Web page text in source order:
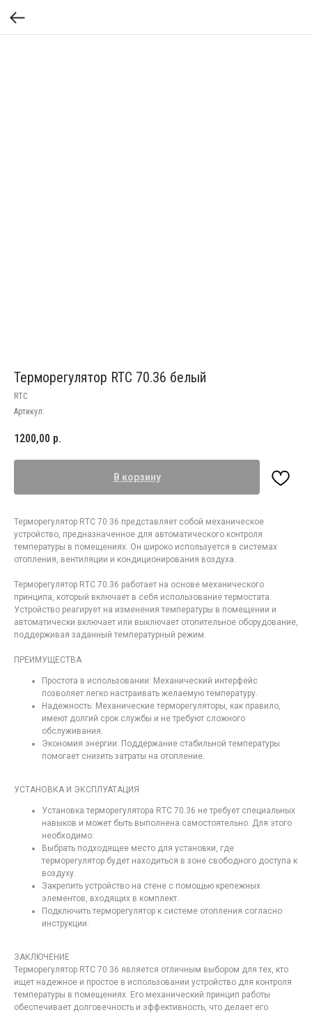
Терморегулятор RTC 70.36 белый
RTC
Артикул:
1200,00 р.
В корзину
Терморегулятор RTC 70.36 представляет собой механическое
устройство, предназначенное для автоматического контроля
температуры в помещениях. Он широко используется в системах
отопления, вентиляции и кондиционирования воздуха.
Терморегулятор RTC 70.36 работает на основе механического
принципа, который включает в себя использование термостата.
Устройство реагирует на изменения температуры в помещении и
автоматически включает или выключает отопительное оборудование,
поддерживая заданный температурный режим.
ПРЕИМУЩЕСТВА
Простота в использовании: Механический интерфейс
позволяет легко настраивать желаемую температуру.
Надежность: Механические терморегуляторы, как правило,
имеют долгий срок службы и не требуют сложного
обслуживания.
Экономия энергии: Поддержание стабильной температуры
помогает снизить затраты на отопление.
УСТАНОВКА И ЭКСПЛУАТАЦИЯ
Установка терморегулятора RTC 70.36 не требует специальных
навыков и может быть выполнена самостоятельно. Для этого
необходимо:
Выбрать подходящее место для установки, где
терморегулятор будет находиться в зоне свободного доступа к
воздуху.
Закрепить устройство на стене с помощью крепежных
элементов, входящих в комплект.
Подключить терморегулятор к системе отопления согласно
инструкции.
ЗАКЛЮЧЕНИЕ
Терморегулятор RTC 70.36 является отличным выбором для тех, кто
ищет надежное и простое в использовании устройство для контроля
температуры в помещениях. Его механический принцип работы
обеспечивает долговечность и эффективность, что делает его